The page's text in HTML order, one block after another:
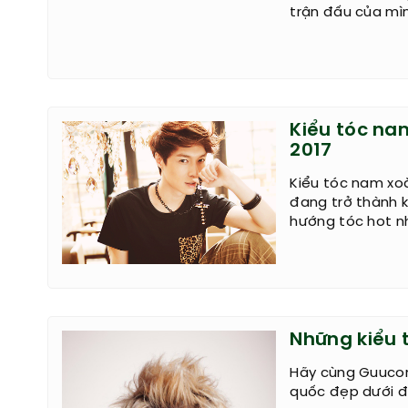
trận đấu của
Kiểu tóc
2017
Kiểu tóc nam
đang trở thành
hướng tóc hot
Những
Hãy cùng
quốc đẹp dưới